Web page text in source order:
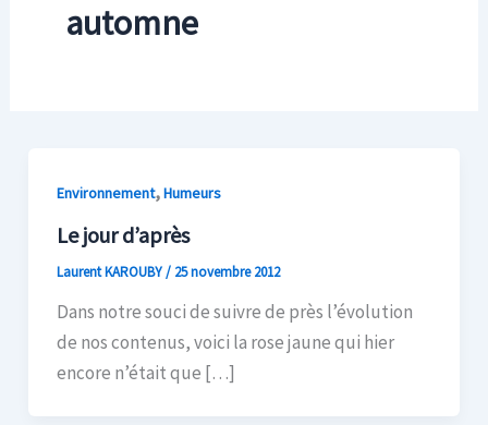
automne
Environnement,Humeurs
Le jour d’après
Laurent KAROUBY/ 25 novembre 2012
Dans notre souci de suivre de près l’évolution
de nos contenus, voici la rose jaune qui hier
encore n’était que […]